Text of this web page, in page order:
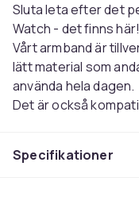
Sluta leta efter det
Watch - det finns här!
Vårt armband är
lätt material som
använda hela dagen.
Det är också
din handled.
Specifikationer